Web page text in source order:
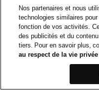
Nos partenaires et nous
technologies similaires
fonction de vos activités.
des publicités et du
tiers. Pour en savoir plus,
au respect de la vie